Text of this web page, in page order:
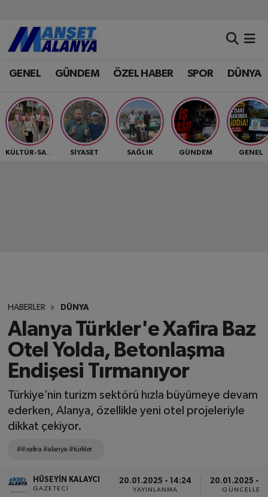
GENEL GÜNDEM ÖZEL HABER SPOR DÜNYA
KÜLTÜR-SANAT SİYASET SAĞLIK GÜNDEM GENEL
HABERLER DÜNYA
Alanya Türkler'e Xafira Baz
Otel Yolda, Betonlaşma
Endişesi Tırmanıyor
Türkiye’nin turizm sektörü hızla büyümeye devam
ederken, Alanya, özellikle yeni otel projeleriyle
dikkat çekiyor.
##xafira #alanya #türkler
HÜSEYIN KALAYCI
GAZETECI
20.01.2025 - 14:24
YAYINLANMA
20.01.2025 -
Antalya Nöbetçi Eczaneler
Antalya Hava Durumu
Antalya Namaz Vakitleri
Antalya Trafik Yoğunluk Haritası